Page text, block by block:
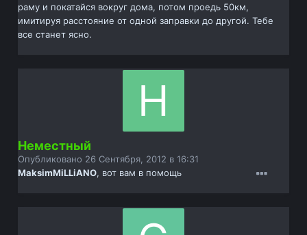
раму и покатайся вокруг дома, потом проедь 50км,
имитируя расстояние от одной заправки до другой. Тебе
все станет ясно.
Неместный
Опубликовано 26 Сентября, 2012 в 16:31
MaksimMiLLiANO, вот вам в помощь